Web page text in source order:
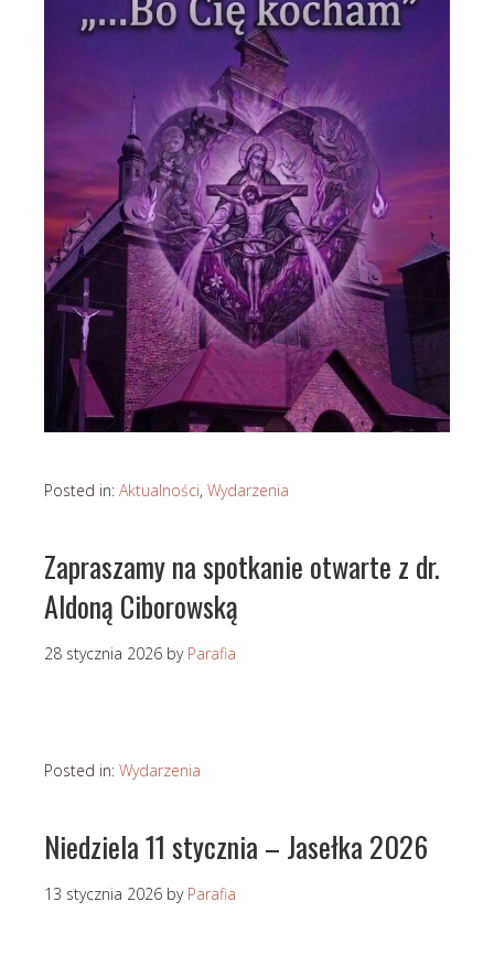
Posted in: Aktualności, Wydarzenia
Zapraszamy na spotkanie otwarte z dr.
Aldoną Ciborowską
28 stycznia 2026 by Parafia
Posted in: Wydarzenia
Niedziela 11 stycznia – Jasełka 2026
13 stycznia 2026 by Parafia